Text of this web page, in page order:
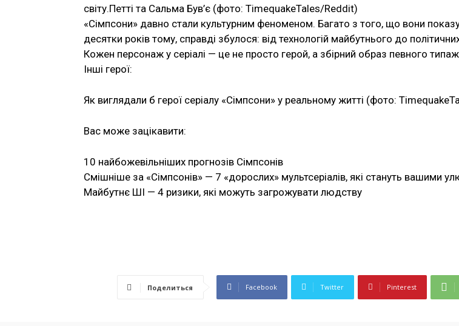
світу.Петті та Сальма Був’є (фото: TimequakeTales/Reddit)
«Сімпсони» давно стали культурним феноменом. Багато з того, що вони
десятки років тому, справді збулося: від технологій майбутнього до
Кожен персонаж у серіалі — це не просто герой, а збірний образ певного
Інші герої:
Як виглядали б герої серіалу «Сімпсони» у реальному житті (фото:
Вас може зацікавити:
10 найбожевільніших прогнозів Сімпсонів
Смішніше за «Сімпсонів» — 7 «дорослих» мультсеріалів, які стануть вашими
Майбутнє ШІ — 4 ризики, які можуть загрожувати людству
Поделиться Facebook Twitter Pinterest